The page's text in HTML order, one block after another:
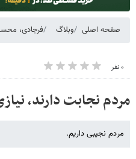
صفحه اصلی وبلاگ فرجادی،
۰ نفر
مردم نجابت دارند،
مردم نجیبی داریم.